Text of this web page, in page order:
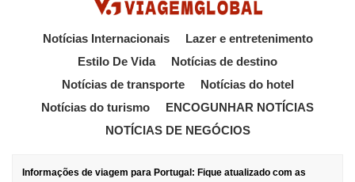
Notícias Internacionais
Lazer e entretenimento
Estilo De Vida
Notícias de destino
Notícias de transporte
Notícias do hotel
Notícias do turismo
ENCOGUNHAR NOTÍCIAS
NOTÍCIAS DE NEGÓCIOS
Informações de viagem para Portugal: Fique atualizado com as